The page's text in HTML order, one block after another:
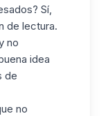
Sí,
de lectura.
no
idea
de
no